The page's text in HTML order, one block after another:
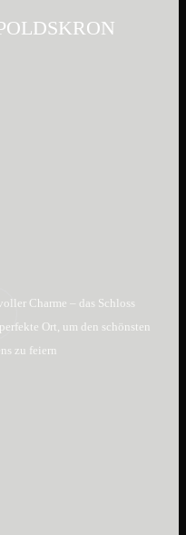
Charme – das Schloss
Ort, um den schönsten
zu feiern